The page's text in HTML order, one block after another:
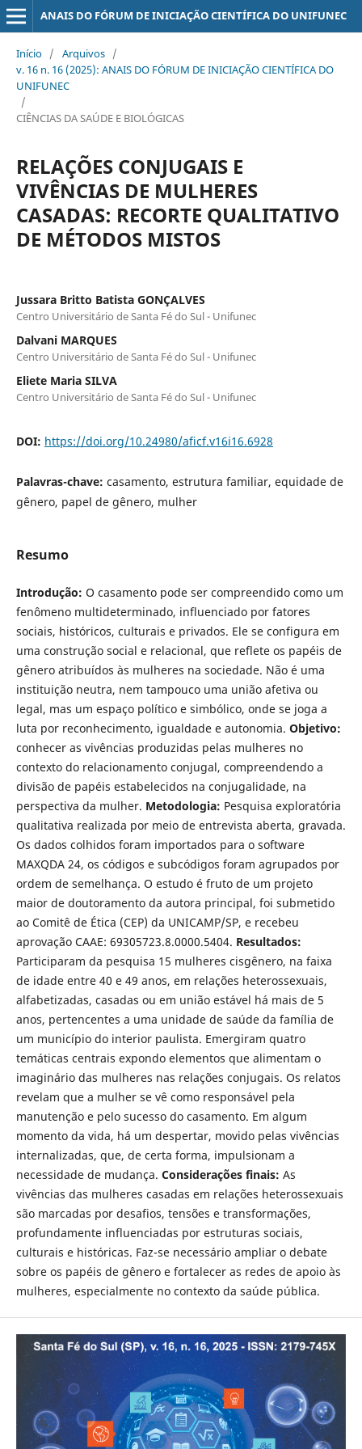
ANAIS DO FÓRUM DE INICIAÇÃO CIENTÍFICA DO UNIFUNEC
Início / Arquivos /
v. 16 n. 16 (2025): ANAIS DO FÓRUM DE INICIAÇÃO CIENTÍFICA DO
UNIFUNEC
/
CIÊNCIAS DA SAÚDE E BIOLÓGICAS
RELAÇÕES CONJUGAIS E
VIVÊNCIAS DE MULHERES
CASADAS: RECORTE QUALITATIVO
DE MÉTODOS MISTOS
Jussara Britto Batista GONÇALVES
Centro Universitário de Santa Fé do Sul - Unifunec
Dalvani MARQUES
Centro Universitário de Santa Fé do Sul - Unifunec
Eliete Maria SILVA
Centro Universitário de Santa Fé do Sul - Unifunec
DOI: https://doi.org/10.24980/aficf.v16i16.6928
Palavras-chave: casamento, estrutura familiar, equidade de
gênero, papel de gênero, mulher
Resumo
Introdução: O casamento pode ser compreendido como um
fenômeno multideterminado, influenciado por fatores
sociais, históricos, culturais e privados. Ele se configura em
uma construção social e relacional, que reflete os papéis de
gênero atribuídos às mulheres na sociedade. Não é uma
instituição neutra, nem tampouco uma união afetiva ou
legal, mas um espaço político e simbólico, onde se joga a
luta por reconhecimento, igualdade e autonomia. Objetivo:
conhecer as vivências produzidas pelas mulheres no
contexto do relacionamento conjugal, compreendendo a
divisão de papéis estabelecidos na conjugalidade, na
perspectiva da mulher. Metodologia: Pesquisa exploratória
qualitativa realizada por meio de entrevista aberta, gravada.
Os dados colhidos foram importados para o software
MAXQDA 24, os códigos e subcódigos foram agrupados por
ordem de semelhança. O estudo é fruto de um projeto
maior de doutoramento da autora principal, foi submetido
ao Comitê de Ética (CEP) da UNICAMP/SP, e recebeu
aprovação CAAE: 69305723.8.0000.5404. Resultados:
Participaram da pesquisa 15 mulheres cisgênero, na faixa
de idade entre 40 e 49 anos, em relações heterossexuais,
alfabetizadas, casadas ou em união estável há mais de 5
anos, pertencentes a uma unidade de saúde da família de
um município do interior paulista. Emergiram quatro
temáticas centrais expondo elementos que alimentam o
imaginário das mulheres nas relações conjugais. Os relatos
revelam que a mulher se vê como responsável pela
manutenção e pelo sucesso do casamento. Em algum
momento da vida, há um despertar, movido pelas vivências
internalizadas, que, de certa forma, impulsionam a
necessidade de mudança. Considerações finais: As
vivências das mulheres casadas em relações heterossexuais
são marcadas por desafios, tensões e transformações,
profundamente influenciadas por estruturas sociais,
culturais e históricas. Faz-se necessário ampliar o debate
sobre os papéis de gênero e fortalecer as redes de apoio às
mulheres, especialmente no contexto da saúde pública.